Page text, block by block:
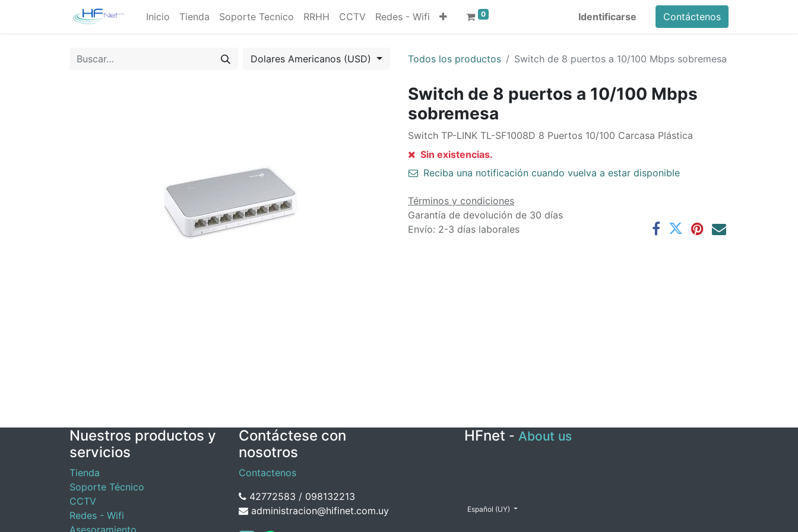
Inicio Tienda Soporte Tecnico RRHH CCTV Redes - Wifi 0 Identificarse Contáctenos
Dolares Americanos (USD) Todos los productos Switch de 8 puertos a 10/100 Mbps sobremesa
Switch de 8 puertos a 10/100 Mbps
sobremesa
Switch TP-LINK TL-SF1008D 8 Puertos 10/100 Carcasa Plástica
Sin existencias.
Reciba una notificación cuando vuelva a estar disponible
Términos y condiciones
Garantía de devolución de 30 días
Envío: 2-3 días laborales
Nuestros productos y
servicios
Tienda
Soporte Técnico
CCTV
Redes - Wifi
Asesoramiento
Contáctese con
nosotros
Contactenos
42772583 / 098132213
administracion@hifinet.com.uy
HFnet - About us
Español (UY)